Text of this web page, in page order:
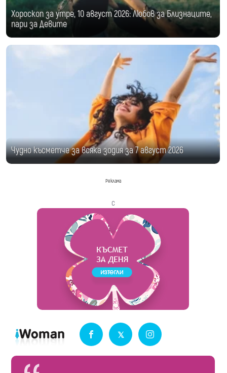
Хороскоп за утре, 10 август 2026: Любов за Близнаците,
пари за Девите
Чудно късметче за всяка зодия за 7 август 2026
Реклама
с